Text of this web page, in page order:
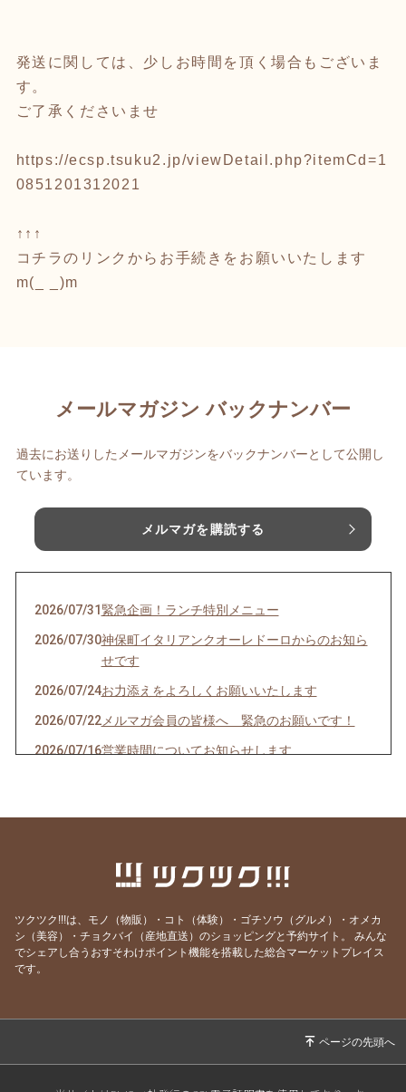
発送に関しては、少しお時間を頂く場合もございま
す。
ご了承くださいませ
https://ecsp.tsuku2.jp/viewDetail.php?itemCd=1
0851201312021
↑↑↑
コチラのリンクからお手続きをお願いいたします
m(_ _)m
メールマガジン バックナンバー
過去にお送りしたメールマガジンをバックナンバーとして公開し
ています。
メルマガを購読する
2026/07/31 緊急企画！ランチ特別メニュー
2026/07/30神保町イタリアンクオーレドーロからのお知ら
せです
2026/07/24お力添えをよろしくお願いいたします
2026/07/22メルマガ会員の皆様へ 緊急のお願いです！
2026/07/16営業時間についてお知らせします
急なお知らせですみません！
2026/06/19 モモのパスタの試作を作りました
2026/06/09 先週はほとんどランチ営業ができず・・・申し
骨付き肉とクラフトビールの店 神保町イタリ
アンクオーレドーロです
ツクツク!!!は、モノ（物販）・コト（体験）・ゴチソウ（グルメ）・オメカ
シ（美容）・チョクバイ（産地直送）のショッピングと予約サイト。
みんな
でシェアし合うおすそわけポイント機能を搭載した総合マーケットプレイス
です。